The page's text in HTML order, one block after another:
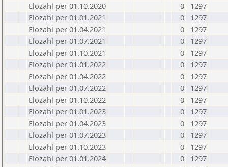
Elozahl per 01.10.2020
0
1297
Elozahl per 01.01.2021
0
1297
Elozahl per 01.04.2021
0
1297
Elozahl per 01.07.2021
0
1297
Elozahl per 01.10.2021
0
1297
Elozahl per 01.01.2022
0
1297
Elozahl per 01.04.2022
0
1297
Elozahl per 01.07.2022
0
1297
Elozahl per 01.10.2022
0
1297
Elozahl per 01.01.2023
0
1297
Elozahl per 01.04.2023
0
1297
Elozahl per 01.07.2023
0
1297
Elozahl per 01.10.2023
0
1297
Elozahl per 01.01.2024
0
1297